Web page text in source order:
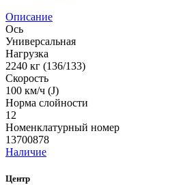
Описание
Ось
Универсальная
Нагрузка
2240 кг (136/133)
Скорость
100 км/ч (J)
Норма cлойности
12
Номенклатурный номер
13700878
Наличие
Центр